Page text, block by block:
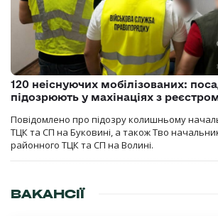
120 неіснуючих мобілізованих:
підозрюють у махінаціях з
Повідомлено про підозру колишньому
ТЦК та СП на Буковині, а також Тво
районного ТЦК та СП на Волині.
ВАКАНСІЇ